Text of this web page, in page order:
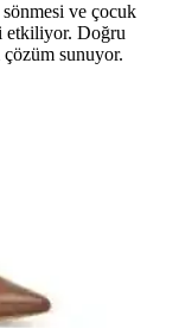
sönmesi ve çocuk
etkiliyor. Doğru
sunuyor.